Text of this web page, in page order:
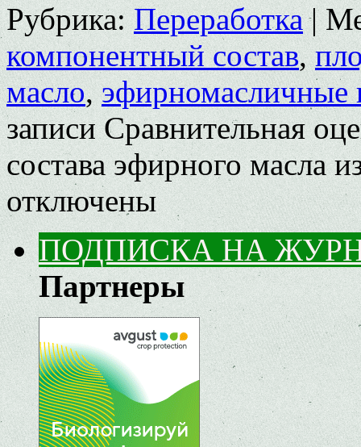
Рубрика: Переработка |
компонентный состав,
масло,эфирномасличные
записи Сравнительная
состава эфирного масла
отключены
ПОДПИСКА НА
Партнеры